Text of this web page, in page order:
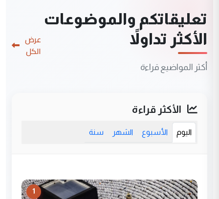
تعليقاتكم والموضوعات
الأكثر تداولاً
أكثر المواضيع قراءة
عرض
الكل
الأكثر قراءة
اليوم الأسبوع الشهر سنة
1